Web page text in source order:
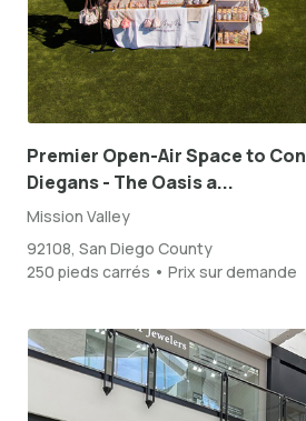
Premier Open-Air Space to
Diegans - The Oasis a...
Mission Valley
92108, San Diego County
250 pieds carrés • Prix sur demande